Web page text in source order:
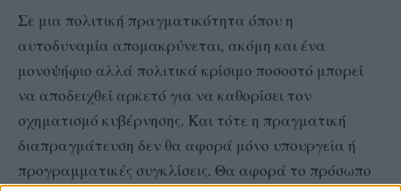
Σε μια πολιτική πραγματικότητα όπου η
αυτοδυναμία απομακρύνεται, ακόμη και ένα
μονοψήφιο αλλά πολιτικά κρίσιμο ποσοστό μπορεί
να αποδειχθεί αρκετό για να καθορίσει τον
σχηματισμό κυβέρνησης. Και τότε η πραγματική
διαπραγμάτευση δεν θα αφορά μόνο υπουργεία ή
προγραμματικές συγκλίσεις. Θα αφορά το πρόσωπο